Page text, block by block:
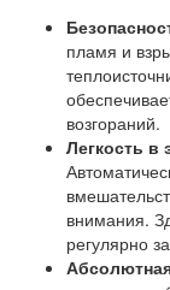
пламя и
возгораний.
Легкость в
внимания.
регулярно